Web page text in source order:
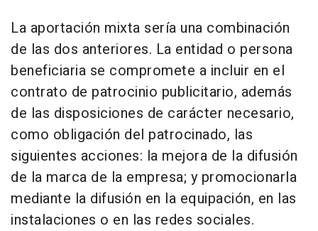
La aportación mixta sería una combinación
de las dos anteriores. La entidad o persona
beneficiaria se compromete a incluir en el
contrato de patrocinio publicitario, además
de las disposiciones de carácter necesario,
como obligación del patrocinado, las
siguientes acciones: la mejora de la difusión
de la marca de la empresa; y promocionarla
mediante la difusión en la equipación, en las
instalaciones o en las redes sociales.